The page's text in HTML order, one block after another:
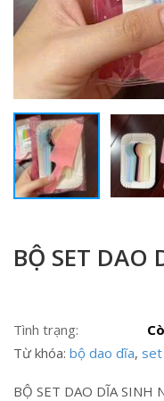
BỘ SET DAO
Tình trạng:
Từ khóa: bộ dao dĩa, set
BỘ SET DAO DĨA SINH